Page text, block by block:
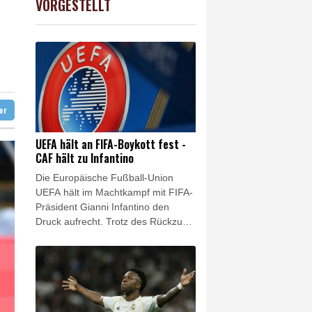
in Leipzig
-0.25%
VORGESTELLT
UEFA hält an FIFA-Boykott fest -
CAF hält zu Infantino
Die Europäische Fußball-Union
UEFA hält im Machtkampf mit FIFA-
Präsident Gianni Infantino den
Druck aufrecht. Trotz des Rückzugs
gegenüber externen Investoren hält
die UEFA an ihrem Boykott der
Wettbewerbe des Weltverbandes
fest. Das geht aus einer UEFA-
Erklärung auf SID-Anfrage vom